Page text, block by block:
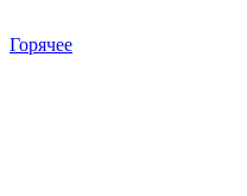
Горячее